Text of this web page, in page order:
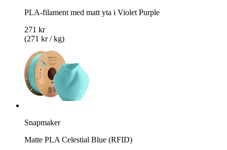
PLA-filament med matt yta i Violet Purple
271 kr
(271 kr / kg)
Snapmaker
Matte PLA Celestial Blue (RFID)